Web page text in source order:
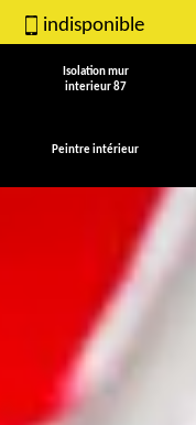
indisponible
Isolation mur
interieur 87
Peintre intérieur